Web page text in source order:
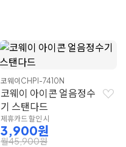
코웨이 CHPI-7410N
코웨이 아이콘 얼음정수
기 스탠다드
제휴카드 할인 시
3,900원
월45,900원